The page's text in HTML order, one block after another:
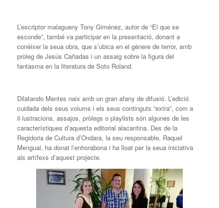
L’escriptor malagueny Tony Giménez, autor de “El que se
esconde”, també va participar en la presentació, donant a
conèixer la seua obra, que s’ubica en el gènere de terror, amb
pròleg de Jesús Cañadas i un assaig sobre la figura del
fantasma en la literatura de Soto Roland.
Dilatando Mentes naix amb un gran afany de difusió. L’edició
cuidada dels seus volums i els seus continguts “extra”, com a
il·lustracions, assajos, pròlegs o playlists són algunes de les
característiques d’aquesta editorial alacantina. Des de la
Regidoria de Cultura d’Ondara, la seu responsable, Raquel
Mengual, ha donat l’enhorabona i ha lloat per la seua iniciativa
als artífexs d’aquest projecte.